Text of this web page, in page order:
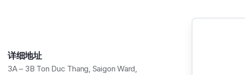
详细地址
3A – 3B Ton Duc Thang, Saigon Ward,